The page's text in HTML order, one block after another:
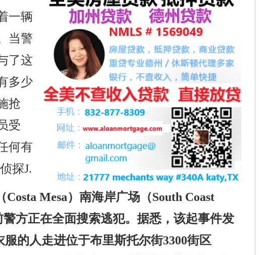
Mesa）南海岸广场（South Coast
方正在全面搜索逃犯。据悉，该起事件发
的人走进位于布里斯托尔街3300街区
一辆
当警
了这
多少
抢
受
何有
探J.